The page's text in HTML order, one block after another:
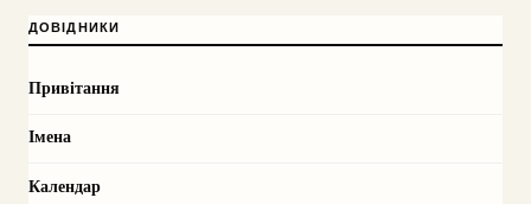
ДОВІДНИКИ
Привітання
Імена
Календар